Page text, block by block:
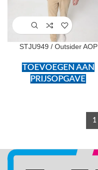
STJU949 / Outsider AOP
TOEVOEGEN AAN
PRIJSOPGAVE
1